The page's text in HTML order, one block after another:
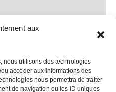
aux
nous utilisons des technologies
accéder aux informations des
nous permettra de traiter
de navigation ou les ID uniques